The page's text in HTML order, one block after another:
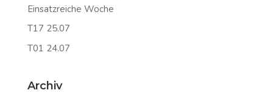
Einsatzreiche Woche
T17 25.07
T01 24.07
Archiv